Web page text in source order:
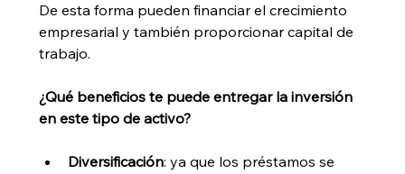
De esta forma pueden financiar el crecimiento
empresarial y también proporcionar capital de
trabajo.
¿Qué beneficios te puede entregar la inversión
en este tipo de activo?
Diversificación: ya que los préstamos se